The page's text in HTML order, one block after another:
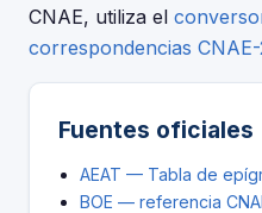
CNAE, utiliza el
correspondencias
Fuentes oficiales
AEAT — Tabla de
BOE — referencia